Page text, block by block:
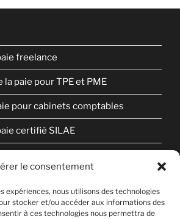
le consentement
expériences, nous utilisons des technologies
stocker et/ou accéder aux informations des
à ces technologies nous permettra de
freelance
paie pour TPE et PME
pour cabinets comptables
certifié SILAE